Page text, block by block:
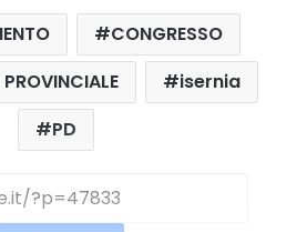
CONGRESSO
isernia
PD